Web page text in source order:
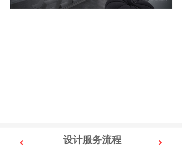
设计服务流程